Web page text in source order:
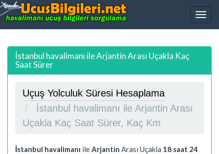
İstanbul havalimanı ile Arjantin Arası Uçakla Kaç
Saat Sürer
Uçuş Yolculuk Süresi Hesaplama
İstanbul havalimanı ile Arjantin Arası
Uçakla Kaç Saat Sürer, Kaç Km
İstanbul havalimanı ile Arjantin Arası Uçakla 18 saat 24